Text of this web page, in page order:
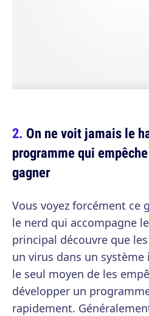
On ne voit jamais le
programme qui
gagner
Vous voyez forcément ce
le nerd qui accompagne
principal découvre que
un virus dans un
le seul moyen de les
développer un
rapidement.